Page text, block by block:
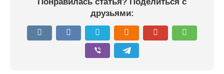
друзьями: